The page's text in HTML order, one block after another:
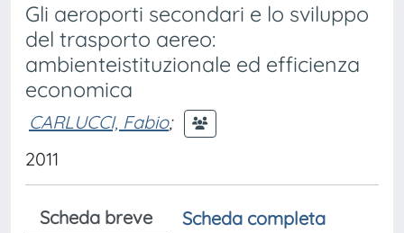
Gli aeroporti secondari e lo sviluppo
del trasporto aereo:
ambienteistituzionale ed efficienza
economica
CARLUCCI, Fabio;
2011
Scheda breve
Scheda completa